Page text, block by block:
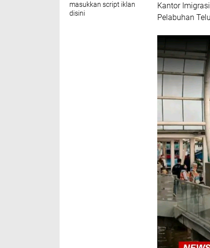
masukkan script iklan
disini
Kantor
Pelabuhan